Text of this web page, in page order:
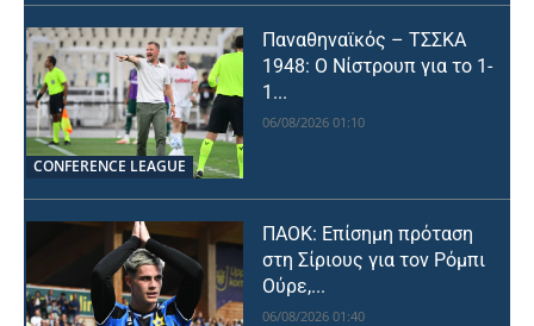
CONFERENCE LEAGUE
Παναθηναϊκός – ΤΣΣΚΑ
1948: Ο Νίστρουπ για το 1-
1...
06/08/2026 01:10
ΠΑΟΚ: Επίσημη πρόταση
στη Σίριους για τον Ρόμπι
Ούρε,...
06/08/2026 01:40